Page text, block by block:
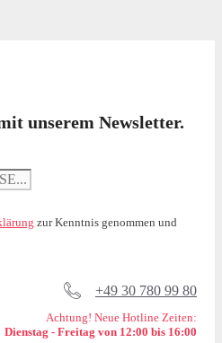
unserem Newsletter.
zur Kenntnis genommen und
+49 30 780 99 80
Achtung! Neue Hotline Zeiten:
Dienstag - Freitag von 12:00 bis 16:00